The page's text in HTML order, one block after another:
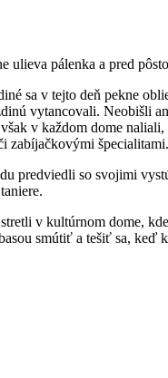
ulieva pálenka a pred
sa v tejto deň pekne
vytancovali. Neobišli
v každom dome
zabíjačkovými špecialitami.
predviedli so svojimi
v kultúrnom dome,
smútiť a tešiť sa, keď